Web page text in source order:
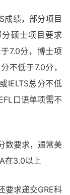
成绩，部分项目
硕士项目要求
7.0分，博士项
不低于7.0分，
IELTS总分不低
口语单项需不
数要求，通常美
在3.0以上
要求递交GRE科